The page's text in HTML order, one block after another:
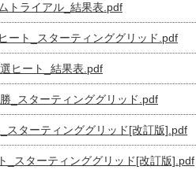
トライアル_結果表.pdf
ート_スターティンググリッド.pdf
ヒート_結果表.pdf
_スターティンググリッド.pdf
スターティンググリッド[改訂版].pdf
_スターティンググリッド[改訂版].pdf